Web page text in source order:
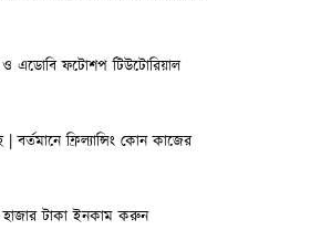
এডোবি ফটোশপ টিউটোরিয়াল
বর্তমানে ফ্রিল্যান্সিং কোন কাজের
হাজার টাকা ইনকাম করুন